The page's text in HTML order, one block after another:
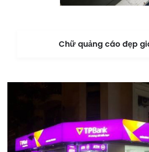
Chữ quảng cáo đẹp